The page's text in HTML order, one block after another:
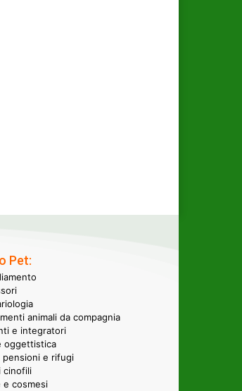
Pet:
animali da compagnia
e integratori
oggettistica
pensioni e rifugi
cinofili
e cosmesi